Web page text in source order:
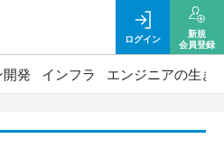
ログイン
新規
会員登録
発 インフラ エンジニアの生き